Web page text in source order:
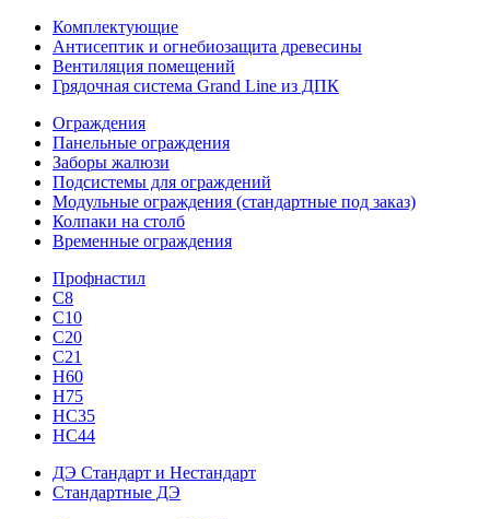
Комплектующие
Антисептик и огнебиозащита древесины
Вентиляция помещений
Грядочная система Grand Line из ДПК
Ограждения
Панельные ограждения
Заборы жалюзи
Подсистемы для ограждений
Модульные ограждения (стандартные под заказ)
Колпаки на столб
Временные ограждения
Профнастил
С8
С10
С20
С21
H60
H75
HС35
НС44
ДЭ Стандарт и Нестандарт
Стандартные ДЭ